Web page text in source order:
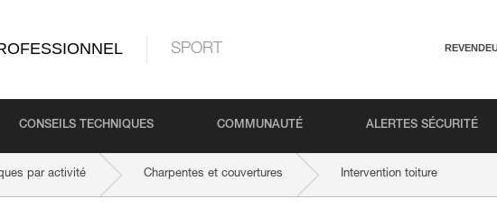
SPORT
CONSEILS TECHNIQUES COMMUNAUTÉ ALERTES SÉCURITÉ
par activité Charpentes et couvertures Intervention toiture